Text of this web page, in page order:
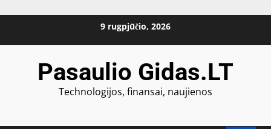
9 rugpjūčio, 2026
Pasaulio Gidas.LT
Technologijos, finansai, naujienos